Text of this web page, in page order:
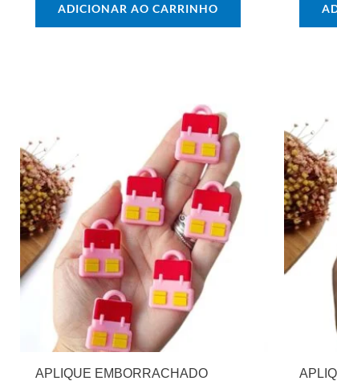
ADICIONAR AO CARRINHO
APLIQUE EMBORRACHADO